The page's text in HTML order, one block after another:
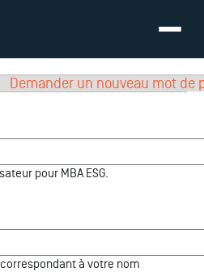
actif)
Demander un nouveau mot de
pour MBA ESG.
à votre nom